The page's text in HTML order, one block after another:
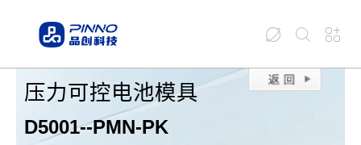
压力可控电池模具
D5001--PMN-PK